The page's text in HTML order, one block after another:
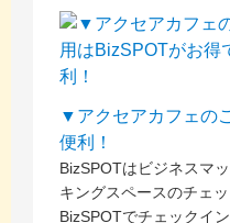
▼アクセアカフェの
便利！
BizSPOTはビジネスマ
キングスペースのチェ
BizSPOTでチェックイ